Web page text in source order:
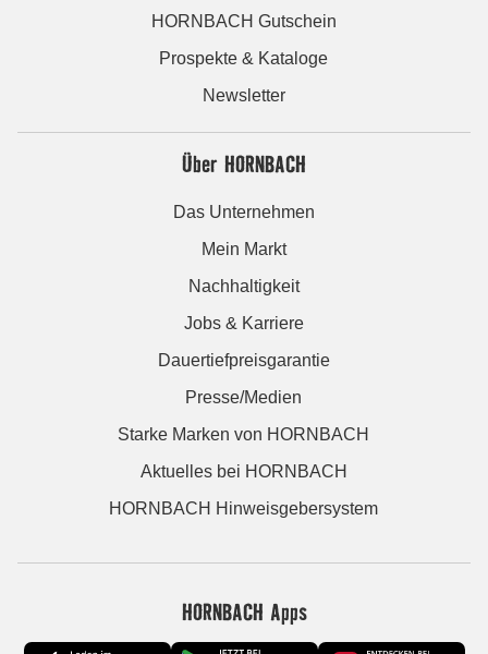
HORNBACH Gutschein
Prospekte & Kataloge
Newsletter
Über HORNBACH
Das Unternehmen
Mein Markt
Nachhaltigkeit
Jobs & Karriere
Dauertiefpreisgarantie
Presse/Medien
Starke Marken von HORNBACH
Aktuelles bei HORNBACH
HORNBACH Hinweisgebersystem
HORNBACH Apps